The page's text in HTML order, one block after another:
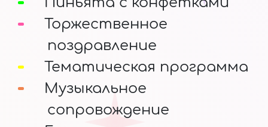
Торжественное
поздравление
Тематическая программа
Музыкальное
сопровождение